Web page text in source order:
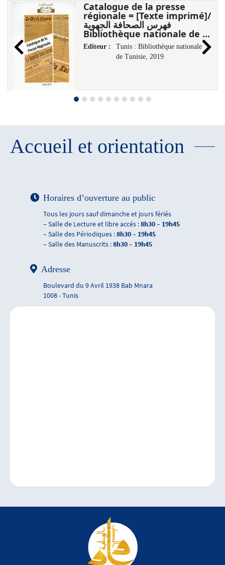
Catalogue de la presse
régionale = [Texte imprimé]/
فهرس الصحافة الجهوية
Bibliothèque nationale de ...
Editeur :
Tunis : Bibliothèque nationale
de Tunisie, 2019
Accueil et orientation
Horaires d’ouverture au public
Tous les jours sauf dimanche et jours fériés
– Salle de Lecture et libre accés :8h30 – 19h45
– Salle des Périodiques :8h30 – 19h45
– Salle des Manuscrits :8h30 – 19h45
Adresse
Boulevard du 9 Avril 1938 Bab Mnara
1008 - Tunis